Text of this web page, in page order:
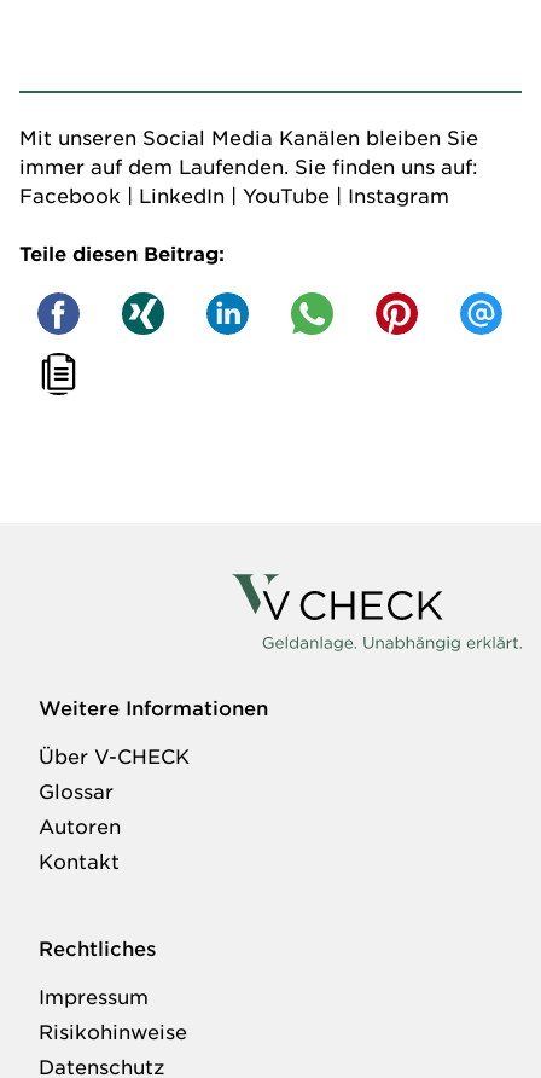
Mit unseren Social Media Kanälen bleiben Sie
immer auf dem Laufenden. Sie finden uns auf:
Facebook | LinkedIn | YouTube | Instagram
Teile diesen Beitrag:
Weitere Informationen
Über V-CHECK
Glossar
Autoren
Kontakt
Rechtliches
Impressum
Risikohinweise
Datenschutz